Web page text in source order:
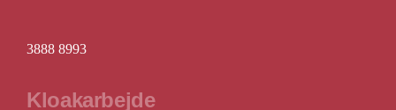
3888 8993
Kloakarbejde